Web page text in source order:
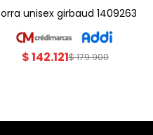
gorra unisex girbaud 1409263
$142.121$179.900